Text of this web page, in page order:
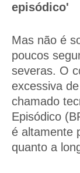
episódico'
Mas não é
poucos
severas. O
excessiva
chamado
Episódico
é altamente
quanto a